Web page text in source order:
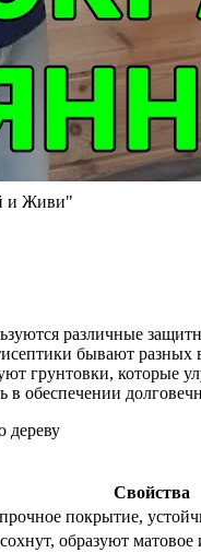
и Живи"
различные
бывают
грунтовки,
обеспечении
Свойства
покрытие,
образуют